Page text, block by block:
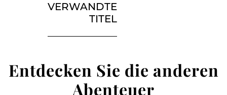
VERWANDTE
TITEL
Entdecken Sie die anderen
Abenteuer